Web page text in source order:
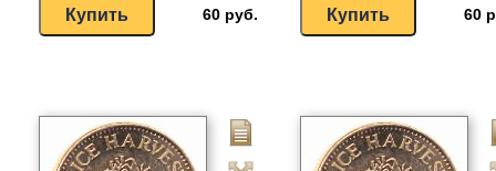
60 руб. 60